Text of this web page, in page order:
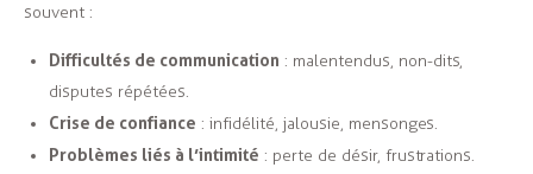
souvent :
Difficultés de communication : malentendus, non-dits,
disputes répétées.
Crise de confiance : infidélité, jalousie, mensonges.
Problèmes liés à l’intimité : perte de désir, frustrations.